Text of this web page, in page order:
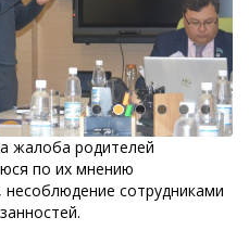
жалоба родителей
по их мнению
сотрудниками